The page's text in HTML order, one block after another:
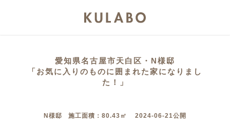
愛知県名古屋市天白区・N様邸
「お気に入りのものに囲まれた家になりまし
た！」
N様邸 施工面積：80.43㎡ 2024-06-21公開